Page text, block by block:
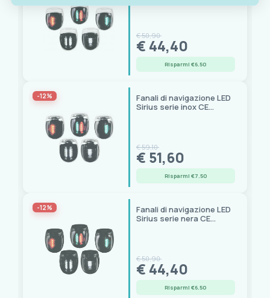
USCG-COLREG
€ 50,90
€ 44,40
Risparmi €6.50
-12%
Fanali di navigazione LED
Sirius serie inox CE
€ 59,10
€ 51,60
Risparmi €7.50
-12%
Fanali di navigazione LED
Sirius serie nera CE
€ 50,90
€ 44,40
Risparmi €6.50